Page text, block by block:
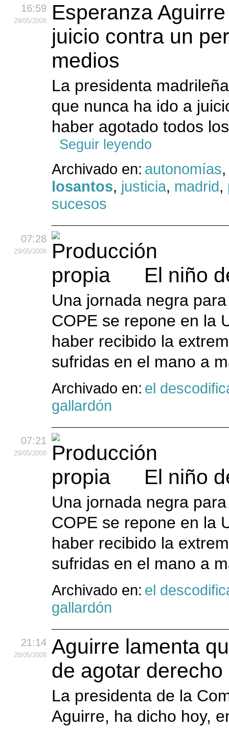
16:59
29/05/2008
Esperanza
juicio contra un
medios
La presidenta
que nunca ha ido a
haber agotado todos
Seguir leyendo
Archivado en: autonomías
losantos, justicia, madrid,
sucesos
07:28
29/05/2008
El niño
Una jornada negra
COPE se repone en la
haber recibido la
sufridas en el mano a
Archivado en: el
gallardón
07:21
29/05/2008
El niño
Una jornada negra
COPE se repone en la
haber recibido la
sufridas en el mano a
Archivado en: el
gallardón
21:14
28/05/2008
Aguirre lamenta
de agotar
La presidenta de la
Aguirre, ha dicho hoy,